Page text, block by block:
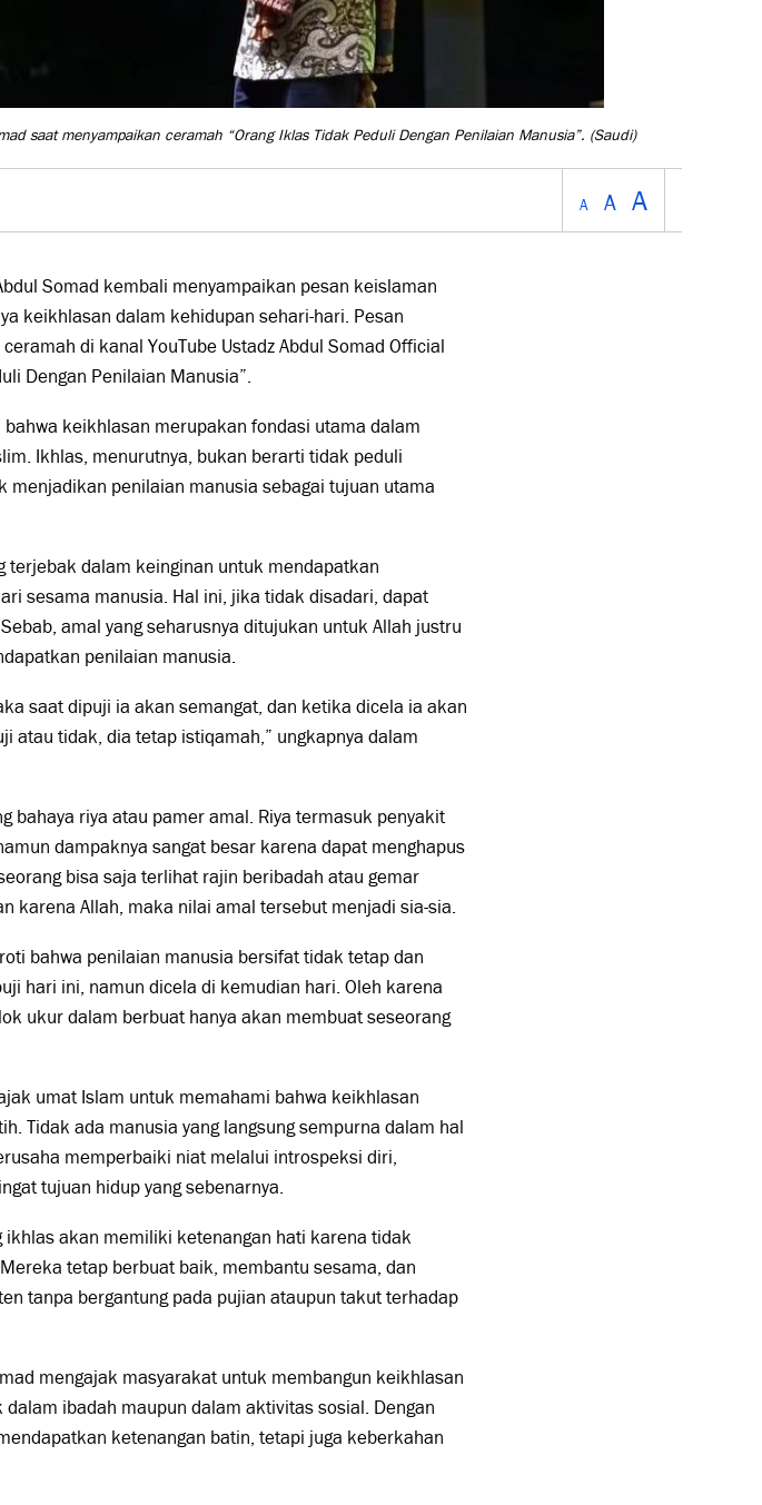
saat menyampaikan ceramah “Orang Iklas Tidak Peduli Dengan Penilaian Manusia”. (Saudi)
A A A
Somad kembali menyampaikan pesan keislaman
keikhlasan dalam kehidupan sehari-hari. Pesan
di kanal YouTube Ustadz Abdul Somad Official
Dengan Penilaian Manusia”.
keikhlasan merupakan fondasi utama dalam
Ikhlas, menurutnya, bukan berarti tidak peduli
menjadikan penilaian manusia sebagai tujuan utama
terjebak dalam keinginan untuk mendapatkan
sesama manusia. Hal ini, jika tidak disadari, dapat
amal yang seharusnya ditujukan untuk Allah justru
penilaian manusia.
saat dipuji ia akan semangat, dan ketika dicela ia akan
atau tidak, dia tetap istiqamah,” ungkapnya dalam
bahaya riya atau pamer amal. Riya termasuk penyakit
dampaknya sangat besar karena dapat menghapus
bisa saja terlihat rajin beribadah atau gemar
karena Allah, maka nilai amal tersebut menjadi sia-sia.
bahwa penilaian manusia bersifat tidak tetap dan
hari ini, namun dicela di kemudian hari. Oleh karena
ukur dalam berbuat hanya akan membuat seseorang
umat Islam untuk memahami bahwa keikhlasan
Tidak ada manusia yang langsung sempurna dalam hal
memperbaiki niat melalui introspeksi diri,
tujuan hidup yang sebenarnya.
ikhlas akan memiliki ketenangan hati karena tidak
tetap berbuat baik, membantu sesama, dan
tanpa bergantung pada pujian ataupun takut terhadap
mengajak masyarakat untuk membangun keikhlasan
ibadah maupun dalam aktivitas sosial. Dengan
ketenangan batin, tetapi juga keberkahan